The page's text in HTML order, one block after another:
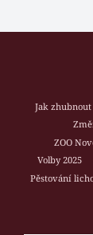
Jak zhubnout
ZOO
Volby 2025
Pěstování